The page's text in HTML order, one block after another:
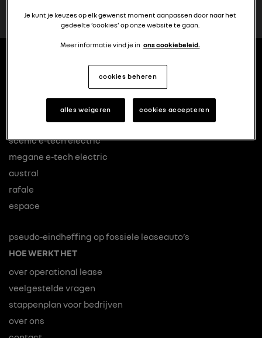
scenic e-tech electric
megane e-tech electric
austral
rafale
espace
pseudo-eindheffing op fossiele leaseauto’s
HOE WERKT HET
over operational lease
veelgestelde vragen
stappenplan voor bedrijven
over ons
Je kunt je keuzes op elk gewenst moment aanpassen door naar het
gedeelte ‘cookies’ op onze website te gaan.
Meer informatie vind je in ons cookiebeleid.
cookies beheren
alles weigeren cookies accepteren